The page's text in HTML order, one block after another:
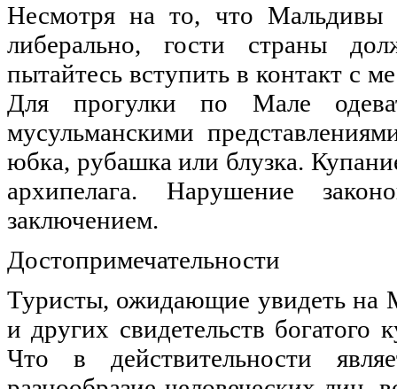
Несмотря на то, что Мальдивы
либерально, гости страны
пытайтесь вступить в контакт с
Для прогулки по Мале
мусульманскими
юбка, рубашка или блузка.
архипелага. Нарушение
заключением.
Достопримечательности
Туристы, ожидающие увидеть на
и других свидетельств богатого
Что в действительности